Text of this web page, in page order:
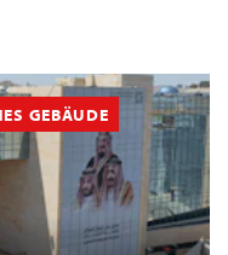
GEBÄUDE